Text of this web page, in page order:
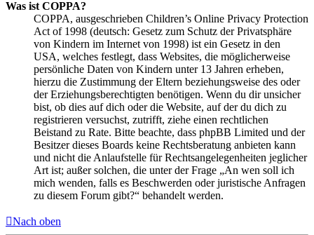
Was ist COPPA?
COPPA, ausgeschrieben Children’s Online Privacy Protection
Act of 1998 (deutsch: Gesetz zum Schutz der Privatsphäre
von Kindern im Internet von 1998) ist ein Gesetz in den
USA, welches festlegt, dass Websites, die möglicherweise
persönliche Daten von Kindern unter 13 Jahren erheben,
hierzu die Zustimmung der Eltern beziehungsweise des oder
der Erziehungsberechtigten benötigen. Wenn du dir unsicher
bist, ob dies auf dich oder die Website, auf der du dich zu
registrieren versuchst, zutrifft, ziehe einen rechtlichen
Beistand zu Rate. Bitte beachte, dass phpBB Limited und der
Besitzer dieses Boards keine Rechtsberatung anbieten kann
und nicht die Anlaufstelle für Rechtsangelegenheiten jeglicher
Art ist; außer solchen, die unter der Frage „An wen soll ich
mich wenden, falls es Beschwerden oder juristische Anfragen
zu diesem Forum gibt?“ behandelt werden.
Nach oben